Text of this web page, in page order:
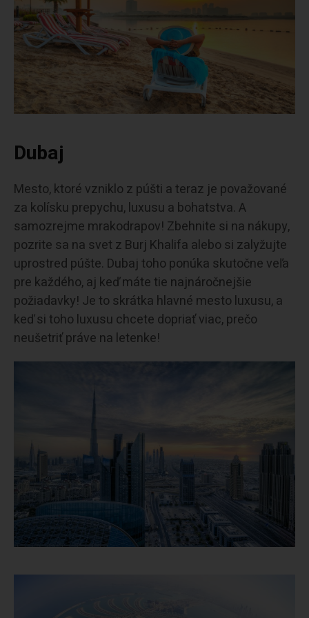
Dubaj
Mesto, ktoré vzniklo z púšti a teraz je považované
za kolísku prepychu, luxusu a bohatstva. A
samozrejme mrakodrapov! Zbehnite si na nákupy,
pozrite sa na svet z Burj Khalifa alebo si zalyžujte
uprostred púšte. Dubaj toho ponúka skutočne veľa
pre každého, aj keď máte tie najnáročnejšie
požiadavky! Je to skrátka hlavné mesto luxusu, a
keď si toho luxusu chcete dopriať viac, prečo
neušetriť práve na letenke!